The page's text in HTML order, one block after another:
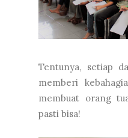
Tentunya, setiap
memberi
membuat orang
pasti bisa!